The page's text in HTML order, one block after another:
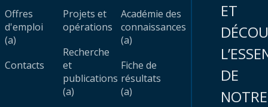
Offres
d'emploi
(a)
Contacts
Projets et
opérations
Recherche
et
publications
(a)
Académie des
connaissances
(a)
Fiche de
résultats
(a)
ET
DE
NOTRE